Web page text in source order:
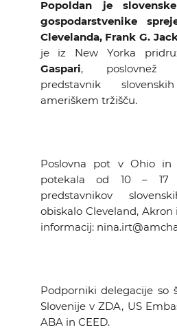
Popoldan je
gospodarstvenike
Clevelanda, Frank G.
je iz New Yorka
Gaspari, poslovnež
predstavnik
ameriškem tržišču.
Poslovna pot v Ohio in
potekala od 10 – 17
predstavnikov
obiskalo Cleveland,
informacij:
Podporniki delegacije so
Slovenije v ZDA, US
ABA in CEED.